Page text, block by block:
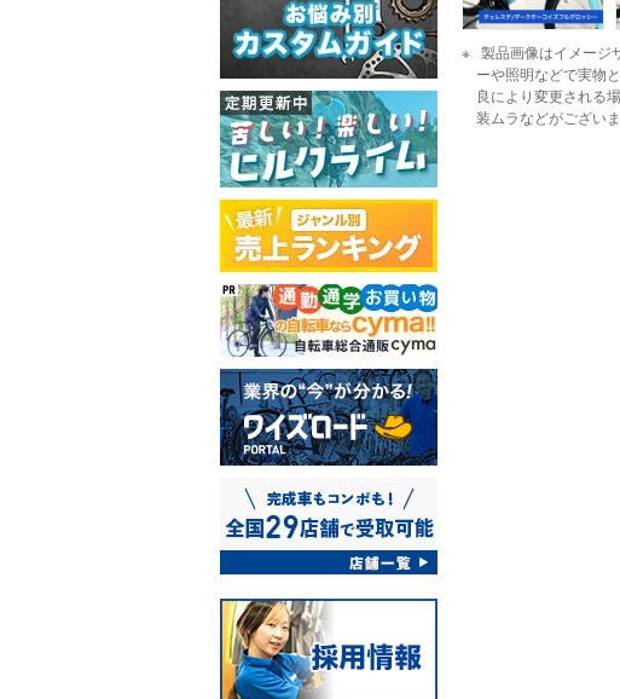
製品画像はイメージ
ーや照明などで実物
良により変更される
装ムラなどがござい